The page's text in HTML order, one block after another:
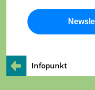
Infopunkt